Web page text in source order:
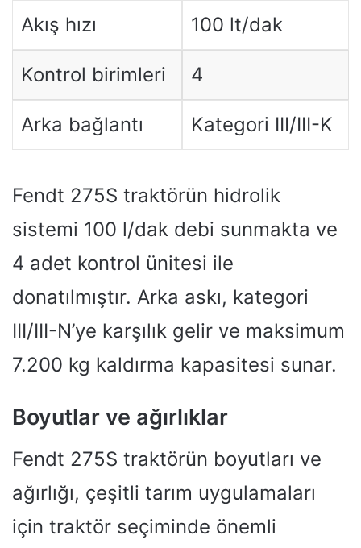
Akış hızı 100 lt/dak
Kontrol birimleri 4
Arka bağlantı Kategori III/III-K
Fendt 275S traktörün hidrolik
sistemi 100 l/dak debi sunmakta ve
4 adet kontrol ünitesi ile
donatılmıştır. Arka askı, kategori
III/III-N’ye karşılık gelir ve maksimum
7.200 kg kaldırma kapasitesi sunar.
Boyutlar ve ağırlıklar
Fendt 275S traktörün boyutları ve
ağırlığı, çeşitli tarım uygulamaları
için traktör seçiminde önemli